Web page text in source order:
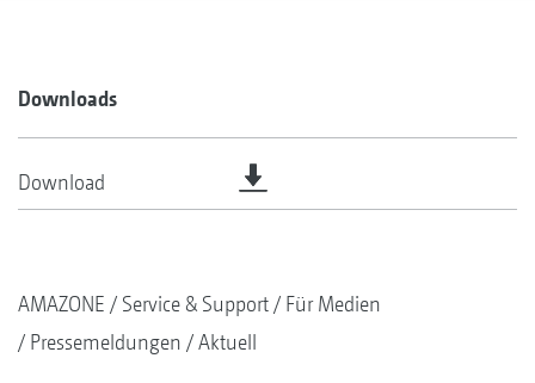
Downloads
Download
AMAZONE Service & Support
Für Medien
Pressemeldungen
Aktuell